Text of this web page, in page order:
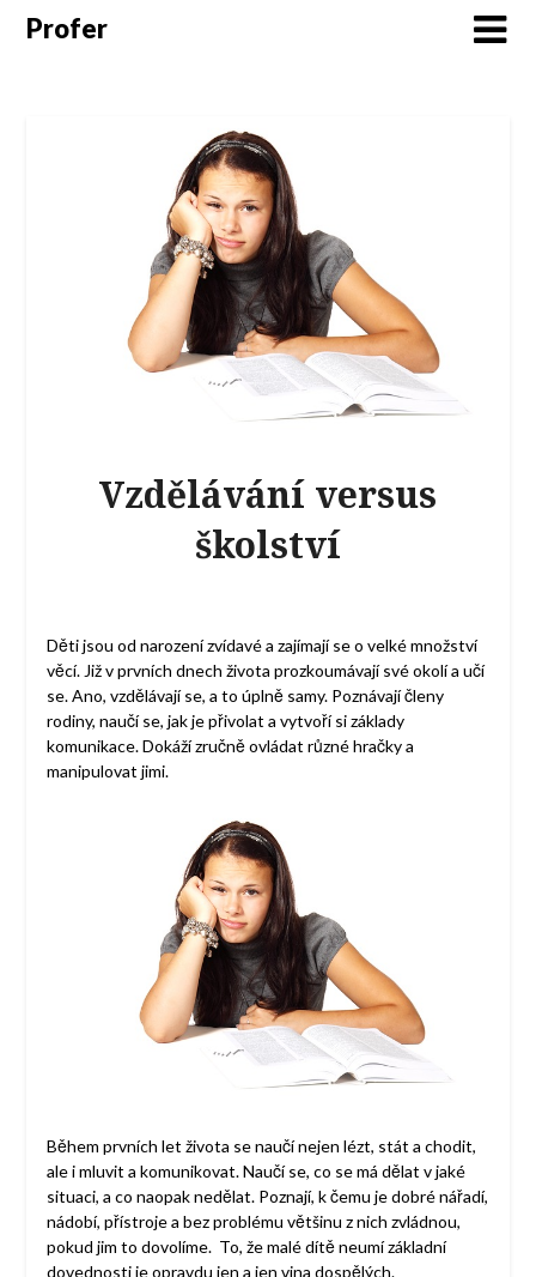
Profer
Vzdělávání versus
školství
Děti jsou od narození zvídavé a zajímají se o velké množství
věcí. Již v prvních dnech života prozkoumávají své okolí a učí
se. Ano, vzdělávají se, a to úplně samy. Poznávají členy
rodiny, naučí se, jak je přivolat a vytvoří si základy
komunikace. Dokáží zručně ovládat různé hračky a
manipulovat jimi.
Během prvních let života se naučí nejen lézt, stát a chodit,
ale i mluvit a komunikovat. Naučí se, co se má dělat v jaké
situaci, a co naopak nedělat. Poznají, k čemu je dobré nářadí,
nádobí, přístroje a bez problému většinu z nich zvládnou,
pokud jim to dovolíme. To, že malé dítě neumí základní
dovednosti je opravdu jen a jen vina dospělých.